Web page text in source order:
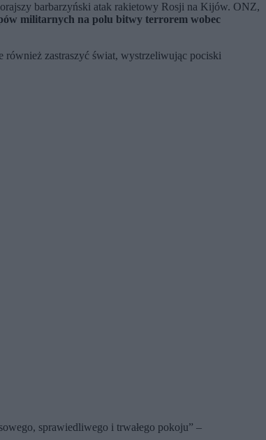
barbarzyński atak rakietowy Rosji na Kijów. ONZ,
militarnych na polu bitwy terrorem wobec
również zastraszyć świat, wystrzeliwując pociski
sprawiedliwego i trwałego pokoju” –